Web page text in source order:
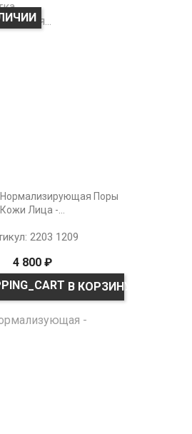
Поры
Кожи Лица -...
2203 1209
4 800 ₽
В КОРЗИНУ